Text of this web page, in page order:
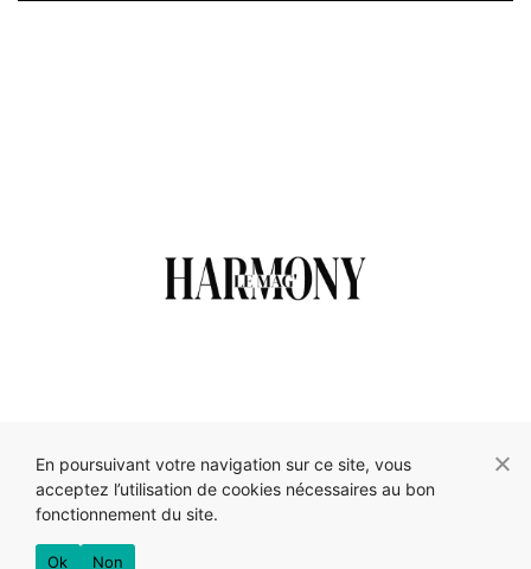
COLLABORATION
POLITIQUE DE CONFIDENTIALITÉ
En poursuivant votre navigation sur ce site, vous
acceptez l’utilisation de cookies nécessaires au bon
fonctionnement du site.
Ok Non